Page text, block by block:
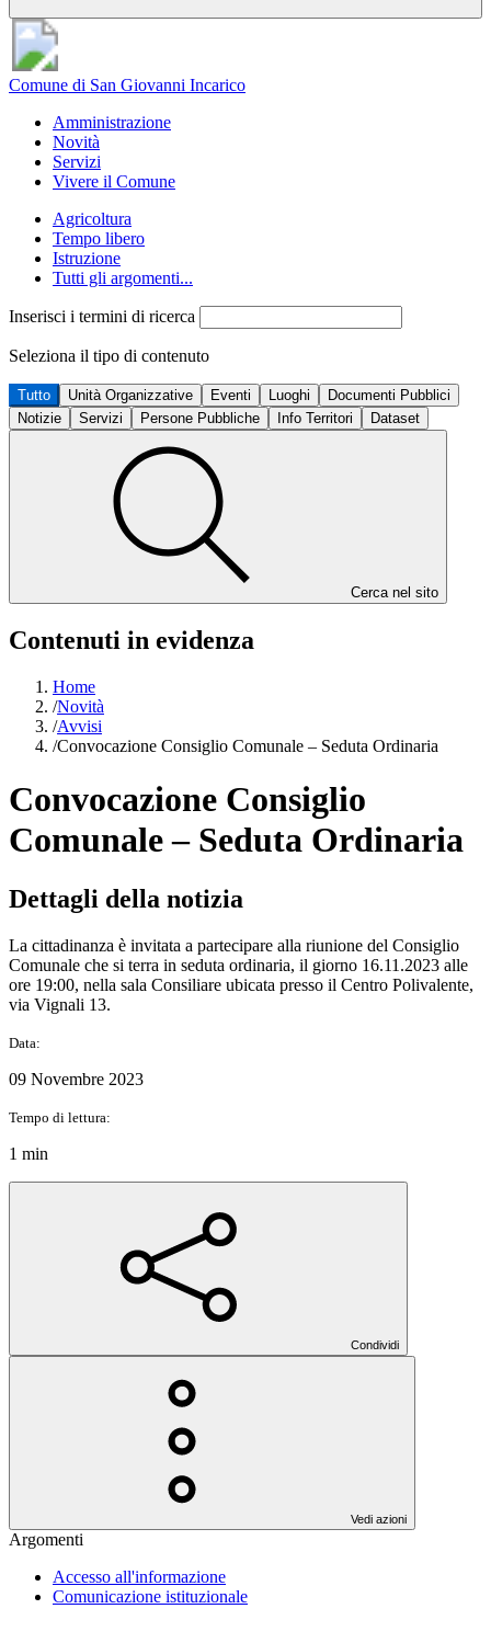
Comune di San Giovanni Incarico
Amministrazione
Novità
Servizi
Vivere il Comune
Agricoltura
Tempo libero
Istruzione
Tutti gli argomenti...
Inserisci i termini di ricerca
Seleziona il tipo di contenuto
Tutto Unità Organizzative Eventi Luoghi
Documenti Pubblici
Notizie
Servizi Persone Pubbliche Info Territori Dataset
Cerca nel sito
Contenuti in evidenza
Home
/Novità
/Avvisi
/Convocazione Consiglio Comunale – Seduta Ordinaria
Convocazione Consiglio
Comunale – Seduta Ordinaria
Dettagli della notizia
La cittadinanza è invitata a partecipare alla riunione del Consiglio
Comunale che si terra in seduta ordinaria, il giorno 16.11.2023 alle
ore 19:00, nella sala Consiliare ubicata presso il Centro Polivalente,
via Vignali 13.
Data:
09 Novembre 2023
Tempo di lettura:
1 min
Condividi
Vedi azioni
Argomenti
Accesso all'informazione
Comunicazione istituzionale